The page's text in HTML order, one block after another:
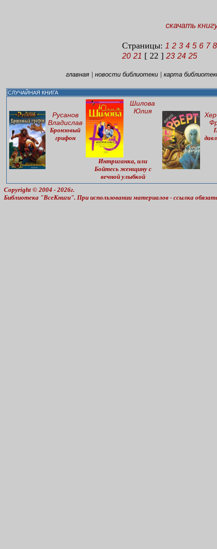
скачать
Страницы: 1 2 3 4 5 6 7 8
20 21 [ 22 ] 23 24 25
главная| новости библиотеки| карта
СЛУЧАЙНАЯ КНИГА
Русанов
Владислав
Бронзовый
грифон
Шилова
Юлия
Интриганка, или
Бойтесь женщину с
вечной улыбкой
Copyright © 2004 - 2026г.
Библиотека "ВсеКниги". При использовании материалов - ссылка